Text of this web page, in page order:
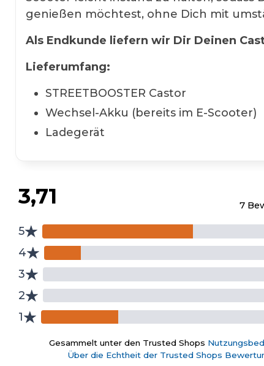
genießen möchtest, ohne Dich mit
Als Endkunde liefern wir Dir Deinen
Lieferumfang:
STREETBOOSTER Castor
Wechsel-Akku (bereits im E-Scooter)
Ladegerät